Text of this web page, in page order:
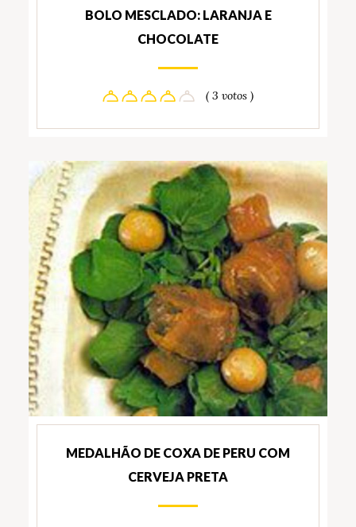
BOLO MESCLADO: LARANJA E
CHOCOLATE
( 3 votos )
MEDALHÃO DE COXA DE PERU COM
CERVEJA PRETA